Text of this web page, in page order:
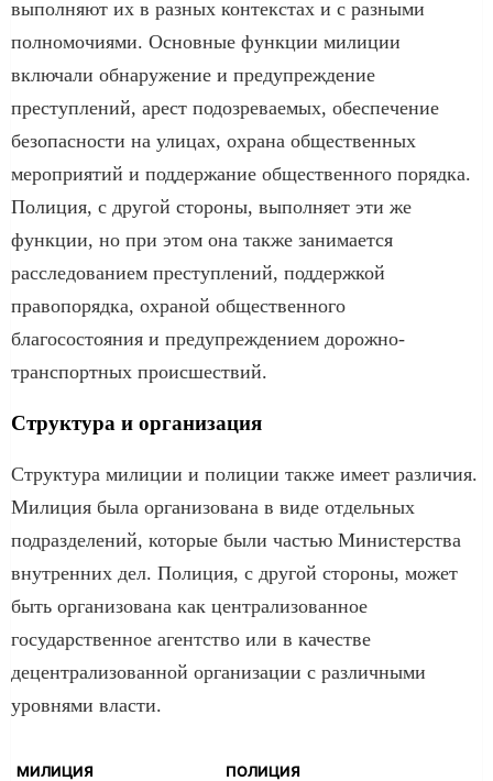
выполняют их в разных контекстах и с разными
полномочиями. Основные функции милиции
включали обнаружение и предупреждение
преступлений, арест подозреваемых, обеспечение
безопасности на улицах, охрана общественных
мероприятий и поддержание общественного порядка.
Полиция, с другой стороны, выполняет эти же
функции, но при этом она также занимается
расследованием преступлений, поддержкой
правопорядка, охраной общественного
благосостояния и предупреждением дорожно-
транспортных происшествий.
Структура и организация
Структура милиции и полиции также имеет различия.
Милиция была организована в виде отдельных
подразделений, которые были частью Министерства
внутренних дел. Полиция, с другой стороны, может
быть организована как централизованное
государственное агентство или в качестве
децентрализованной организации с различными
уровнями власти.
МИЛИЦИЯ ПОЛИЦИЯ